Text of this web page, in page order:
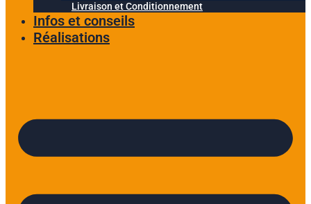
Livraison et Conditionnement
Infos et conseils
Réalisations